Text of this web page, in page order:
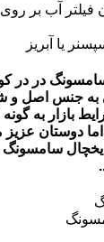
آب بر روی
یا آبریز
در در
به جنس اصل و
بازار به
دوستان عزیز
یخچال سامسونگ